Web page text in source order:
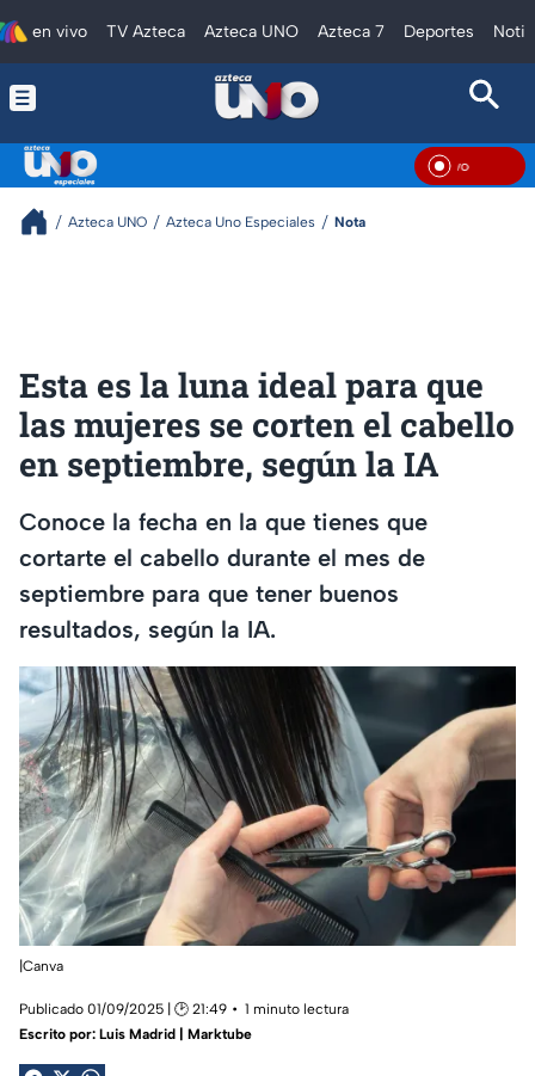
en vivo TV Azteca Azteca UNO Azteca 7 Deportes
En
Azteca UNO Azteca Uno Especiales Nota
Esta es la luna ideal para que
las mujeres se corten el cabello
en septiembre, según la IA
Conoce la fecha en la que tienes que
cortarte el cabello durante el mes de
septiembre para que tener buenos
resultados, según la IA.
|Canva
Publicado 01/09/2025 | 🕑 21:49
1 minuto lectura
Escrito por: Luis Madrid | Marktube